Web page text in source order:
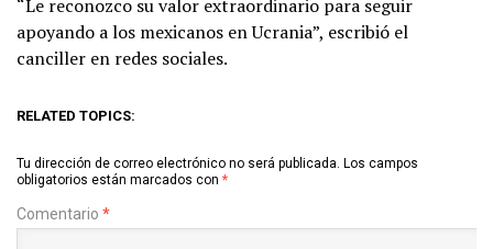
“Le reconozco su valor extraordinario para seguir
apoyando a los mexicanos en Ucrania”, escribió el
canciller en redes sociales.
RELATED TOPICS:
Tu dirección de correo electrónico no será publicada. Los campos
obligatorios están marcados con *
Comentario *